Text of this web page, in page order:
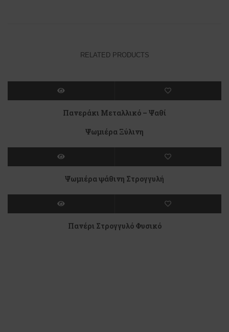
RELATED PRODUCTS
Πανεράκι Μεταλλικό – Ψαθί
Ψωμιέρα Ξύλινη
Ψωμιέρα ψάθινη Στρογγυλή
Πανέρι Στρογγυλό Φυσικό